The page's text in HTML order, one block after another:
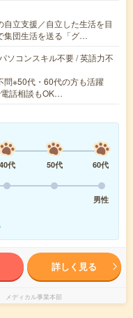
立支援／自立した生活を目
集団生活を送る「グ…
ソコンスキル不要 / 英語力不
問※50代・60代の方も活躍
話相談もOK…
40代 50代
60代
男性
詳しく見る
メディカル事業本部